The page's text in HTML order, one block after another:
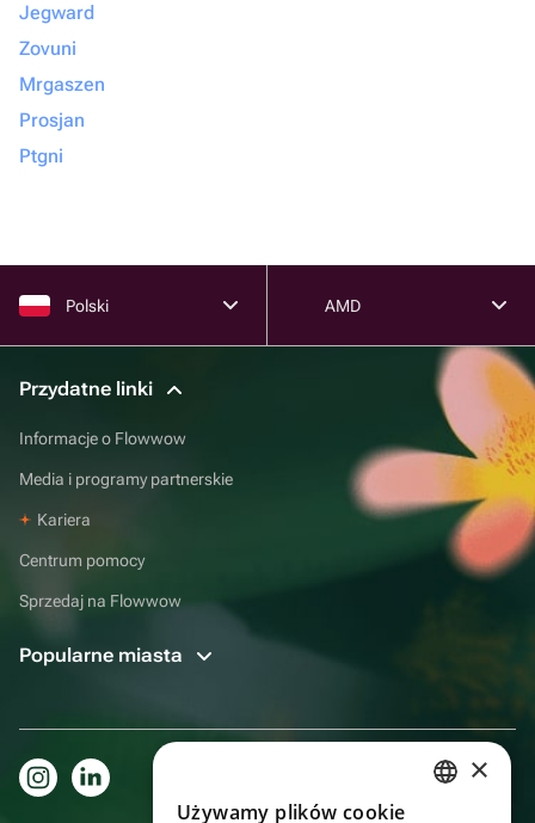
Jegward
Zovuni
Mrgaszen
Prosjan
Ptgni
Polski AMD
Przydatne linki
Informacje o Flowwow
Media i programy partnerskie
Kariera
Centrum pomocy
Sprzedaj na Flowwow
Popularne miasta
×
Używamy plików cookie